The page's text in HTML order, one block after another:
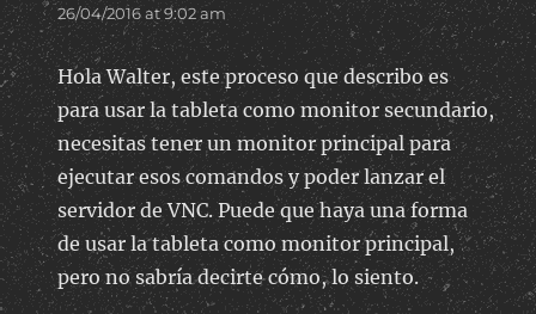
26/04/2016 at 9:02 am
Hola Walter, este proceso que describo es
para usar la tableta como monitor secundario,
necesitas tener un monitor principal para
ejecutar esos comandos y poder lanzar el
servidor de VNC. Puede que haya una forma
de usar la tableta como monitor principal,
pero no sabría decirte cómo, lo siento.